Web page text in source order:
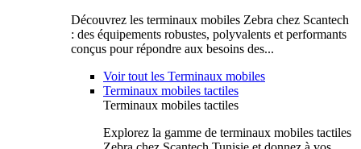
Découvrez les terminaux mobiles Zebra chez Scantech
: des équipements robustes, polyvalents et performants
conçus pour répondre aux besoins des...
Voir tout les Terminaux mobiles
Terminaux mobiles tactiles
Terminaux mobiles tactiles
Explorez la gamme de terminaux mobiles tactiles